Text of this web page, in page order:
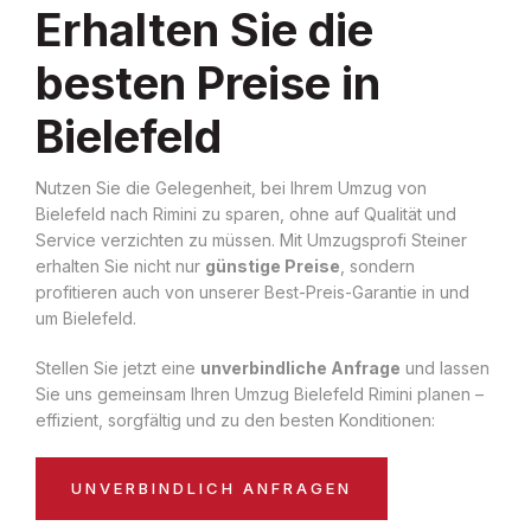
Erhalten Sie die
besten Preise in
Bielefeld
Nutzen Sie die Gelegenheit, bei Ihrem Umzug von
Bielefeld nach Rimini zu sparen, ohne auf Qualität und
Service verzichten zu müssen. Mit Umzugsprofi Steiner
erhalten Sie nicht nur günstige Preise , sondern
profitieren auch von unserer Best-Preis-Garantie in und
um Bielefeld.
Stellen Sie jetzt eine unverbindliche Anfrage und lassen
Sie uns gemeinsam Ihren Umzug Bielefeld Rimini planen –
effizient, sorgfältig und zu den besten Konditionen:
UNVERBINDLICH ANFRAGEN